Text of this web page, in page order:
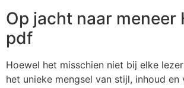
Op jacht naar meneer
pdf
Hoewel het misschien niet bij elke
het unieke mengsel van stijl, inhoud en